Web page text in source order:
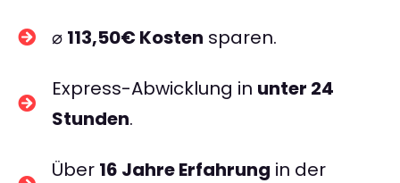
⌀ 113,50€ Kosten sparen.
Express-Abwicklung in unter 24
Stunden.
Über 16 Jahre Erfahrung in der